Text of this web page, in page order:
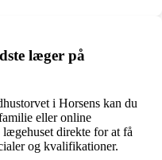
læger på
i Horsens kan du
eller online
direkte for at få
og kvalifikationer.